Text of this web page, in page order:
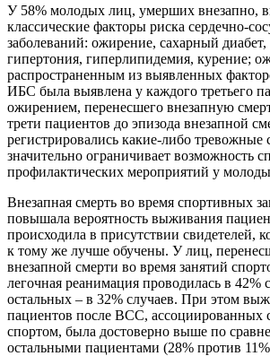
У 58% молодых лиц, умерших внезапно,
классические факторы риска сердечно-
заболеваний: ожирение, сахарный диабет,
гипертония, гиперлипидемия, курение;
распространенным из выявленных
ИБС была выявлена у каждого третьего
ожирением, перенесшего внезапную
трети пациентов до эпизода внезапной
регистрировались какие-либо
значительно ограничивает возможность
профилактических мероприятий у
Внезапная смерть во время спортивных
повышала вероятность выживания
происходила в присутствии свидетелей,
к тому же лучше обучены. У лиц,
внезапной смерти во время занятий
легочная реанимация проводилась в 42%
остальных – в 32% случаев. При этом
пациентов после ВСС, ассоциированных
спортом, была достоверно выше по
остальными пациентами (28% против